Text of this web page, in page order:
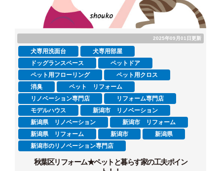
2025年09月01日更新
犬専用洗面台
犬専用部屋
ドッグランスペース
ペットドア
ペット用フローリング
ペット用クロス
消臭
ペット リフォーム
リノベーション専門店
リフォーム専門店
モデルハウス
新潟市 リノベーション
新潟県 リノベーション
新潟市 リフォーム
新潟県 リフォーム
新潟市
新潟県
新潟市のリノベーション専門店
秋葉区リフォーム★ペットと暮らす家の工夫ポイン